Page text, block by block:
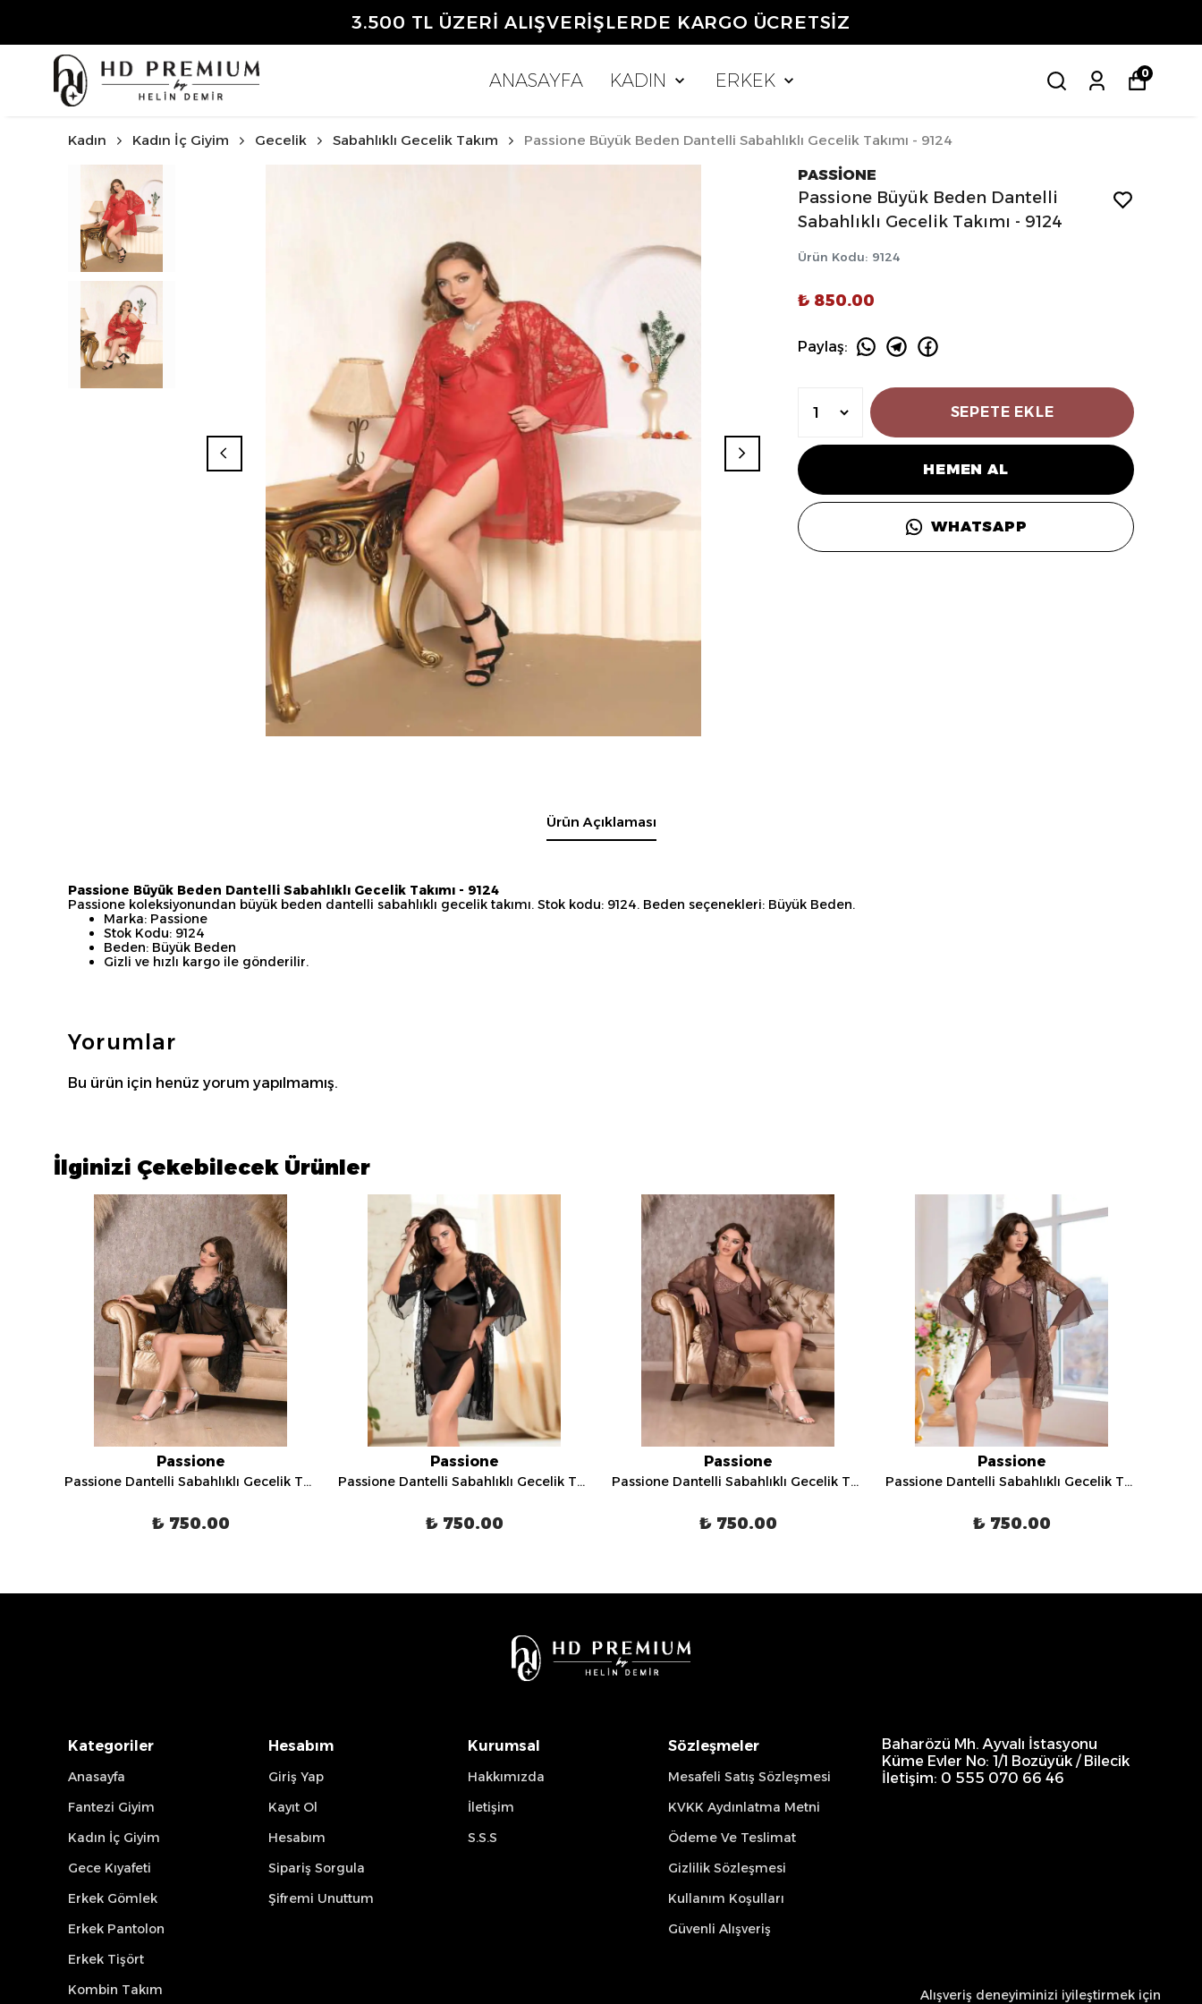
3.500 TL ÜZERİ ALIŞVERİŞLERDE KARGO ÜCRETSİZ
ANASAYFA KADIN ERKEK 0
Alışveriş deneyiminizi iyileştirmek için
Kadın Kadın İç Giyim Gecelik Sabahlıklı Gecelik Takım Passione Büyük Beden Dantelli Sabahlıklı Gecelik Takımı - 9124
PASSİONE
Passione Büyük Beden Dantelli
Sabahlıklı Gecelik Takımı - 9124
Ürün Kodu: 9124
₺ 850.00
Paylaş:
SEPETE EKLE
HEMEN AL
WHATSAPP
Ürün Açıklaması
Passione Büyük Beden Dantelli Sabahlıklı Gecelik Takımı - 9124
Passione koleksiyonundan büyük beden dantelli sabahlıklı gecelik takımı. Stok kodu: 9124. Beden seçenekleri: Büyük Beden.
Marka: Passione
Stok Kodu: 9124
Beden: Büyük Beden
Gizli ve hızlı kargo ile gönderilir.
Yorumlar
Bu ürün için henüz yorum yapılmamış.
İlginizi Çekebilecek Ürünler
Passione
Passione Dantelli Sabahlıklı Gecelik Takımı - 8078
₺ 750.00
Passione
Passione Dantelli Sabahlıklı Gecelik Takımı - 8089
₺ 750.00
Passione
Passione Dantelli Sabahlıklı Gecelik Takımı - 8102
₺ 750.00
Passione
Passione Dantelli Sabahlıklı Gecelik Takımı - 8096
₺ 750.00
Kategoriler
Anasayfa
Fantezi Giyim
Kadın İç Giyim
Gece Kıyafeti
Erkek Gömlek
Erkek Pantolon
Erkek Tişört
Kombin Takım
Hesabım
Giriş Yap
Kayıt Ol
Hesabım
Sipariş Sorgula
Şifremi Unuttum
Kurumsal
Hakkımızda
İletişim
S.S.S
Sözleşmeler
Mesafeli Satış Sözleşmesi
KVKK Aydınlatma Metni
Ödeme Ve Teslimat
Gizlilik Sözleşmesi
Kullanım Koşulları
Güvenli Alışveriş
Baharözü Mh. Ayvalı İstasyonu
Küme Evler No: 1/1 Bozüyük / Bilecik
İletişim: 0 555 070 66 46